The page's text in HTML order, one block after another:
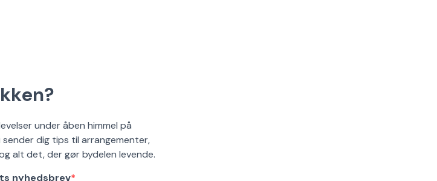
under åben himmel på
dig tips til arrangementer,
alt det, der gør bydelen levende.
nyhedsbrev